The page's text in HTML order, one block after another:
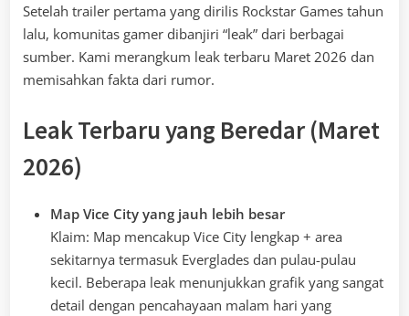
Setelah trailer pertama yang dirilis Rockstar Games tahun
lalu, komunitas gamer dibanjiri “leak” dari berbagai
sumber. Kami merangkum leak terbaru Maret 2026 dan
memisahkan fakta dari rumor.
Leak Terbaru yang Beredar (Maret
2026)
Map Vice City yang jauh lebih besar
Klaim: Map mencakup Vice City lengkap + area
sekitarnya termasuk Everglades dan pulau-pulau
kecil. Beberapa leak menunjukkan grafik yang sangat
detail dengan pencahayaan malam hari yang